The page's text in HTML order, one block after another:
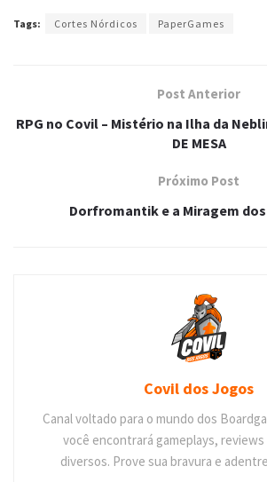
Tags: Cortes Nórdicos PaperGames
Post Anterior
RPG no Covil – Mistério na Ilha da
DE MESA
Próximo Post
Dorfromantik e a Miragem
Covil dos Jogos
Canal voltado para o mundo dos
você encontrará gameplays,
diversos. Prove sua bravura e